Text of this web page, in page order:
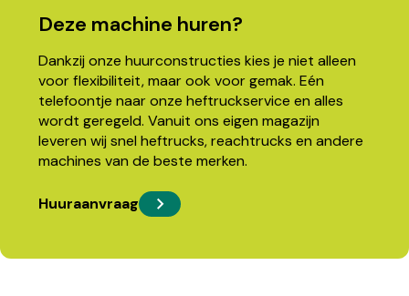
Deze machine huren?
Dankzij onze huurconstructies kies je niet alleen
voor flexibiliteit, maar ook voor gemak. Eén
telefoontje naar onze heftruckservice en alles
wordt geregeld. Vanuit ons eigen magazijn
leveren wij snel heftrucks, reachtrucks en andere
machines van de beste merken.
Huuraanvraag